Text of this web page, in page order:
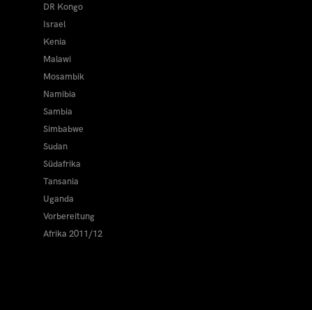
DR Kongo
Israel
Kenia
Malawi
Mosambik
Namibia
Sambia
Simbabwe
Sudan
Südafrika
Tansania
Uganda
Vorbereitung
Afrika 2011/12